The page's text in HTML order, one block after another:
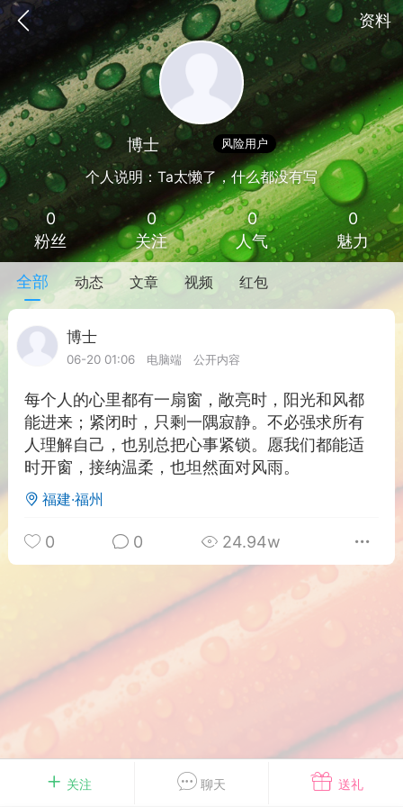
资料
手机
游戏 兴趣 美图
问答
排行
VIP 7
29 21:24
网盘下载
Laptop Go 2 i5/8/128 – Windows
关注 聊天 送礼
博士 Lv 1 风险用户
个人说明：Ta太懒了，什么都没有写
0
粉丝
0
关注
0
人气
0
魅力
全部 动态 文章 视频 红包
博士
06-20 01:06
电脑端 公开内容
每个人的心里都有一扇窗，敞亮时，阳光和风都
能进来；紧闭时，只剩一隅寂静。不必强求所有
人理解自己，也别总把心事紧锁。愿我们都能适
时开窗，接纳温柔，也坦然面对风雨。
福建·福州
0 0 24.94w